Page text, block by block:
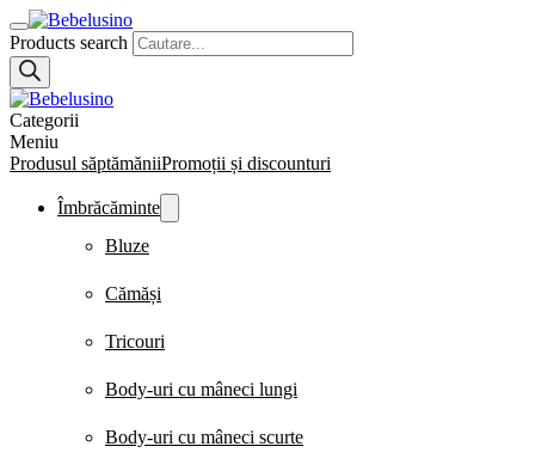
Products search
Categorii
Meniu
Produsul săptămăniiPromoții și discounturi
Îmbrăcăminte
Bluze
Cămăși
Tricouri
Body-uri cu mâneci lungi
Body-uri cu mâneci scurte